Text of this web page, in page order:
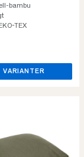
bambu
TEX
VARIANTER